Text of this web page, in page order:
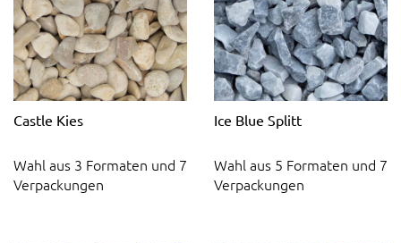
Castle Kies
Wahl aus 3 Formaten und 7
Verpackungen
Ice Blue Splitt
Wahl aus 5 Formaten und 7
Verpackungen